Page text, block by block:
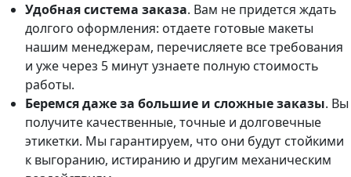
Удобная система заказа. Вам не придется ждать
долгого оформления: отдаете готовые макеты
нашим менеджерам, перечисляете все требования
и уже через 5 минут узнаете полную стоимость
работы.
Беремся даже за большие и сложные заказы. Вы
получите качественные, точные и долговечные
этикетки. Мы гарантируем, что они будут стойкими
к выгоранию, истиранию и другим механическим